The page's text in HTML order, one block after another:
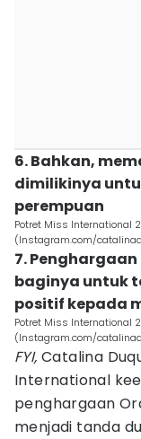
6. Bahkan,
dimilikinya
perempuan
Potret Miss International
(Instagram.com/
7.
baginya untuk
positif kepada
Potret Miss International
(Instagram.com/
FYI, Catalina
International
penghargaan
menjadi tanda